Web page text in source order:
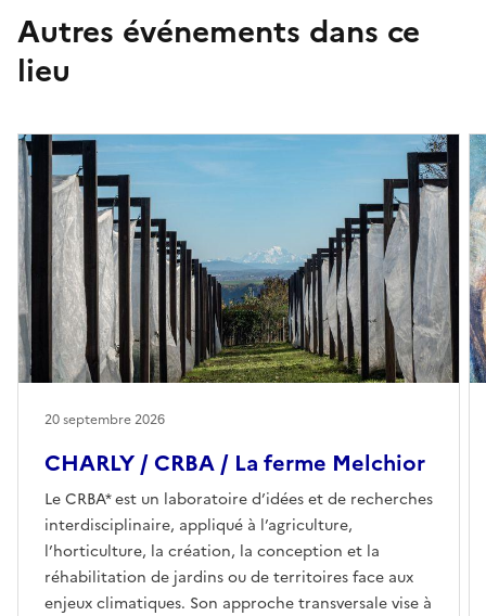
Autres événements dans ce
lieu
CHARLY / CRBA / La ferme Melchior
Le CRBA* est un laboratoire d’idées et de recherches
interdisciplinaire, appliqué à l’agriculture,
l’horticulture, la création, la conception et la
réhabilitation de jardins ou de territoires face aux
enjeux climatiques. Son approche transversale vise à
20 septembre 2026